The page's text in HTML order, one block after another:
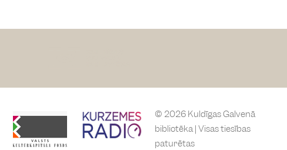
© 2026 Kuldīgas Galvenā
bibliotēka | Visas tiesības
paturētas